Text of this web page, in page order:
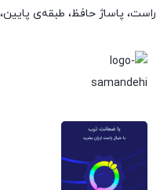
راست، پاساژ حافظ، طبقه‌ی